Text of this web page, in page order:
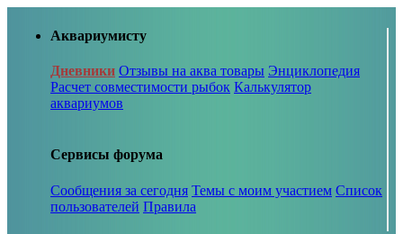
Аквариумисту
Дневники Отзывы на аква товары Энциклопедия
Расчет совместимости рыбок Калькулятор
аквариумов
Сервисы форума
Сообщения за сегодня Темы с моим участием Список
пользователей Правила